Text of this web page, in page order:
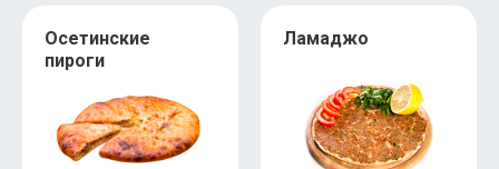
Осетинские
пироги
Ламаджо